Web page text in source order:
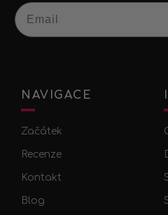
Email
NAVIGACE
Začátek
Recenze
Kontakt
Blog